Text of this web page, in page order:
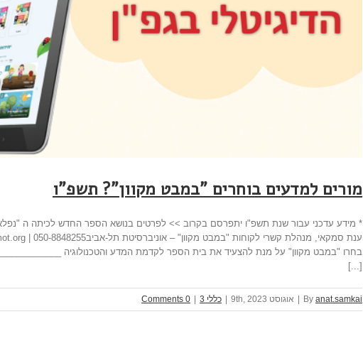
מורים למדעים בוחרים "במבט מקוון"? תשפ"ו
* מידע עדכני עבור שנת תשפ"ו יתפרסם בקרוב >> לפרטים בנושא הספר החדש לכיתה ה
בחרו "במבט מקוון" על מנת להצעיד את בית הספר לקדמת המדע והטכנולוגיה
[...]
By anat.samkai
| אוגוסט 9th, 2023 | כללי 3 |
0 Comments